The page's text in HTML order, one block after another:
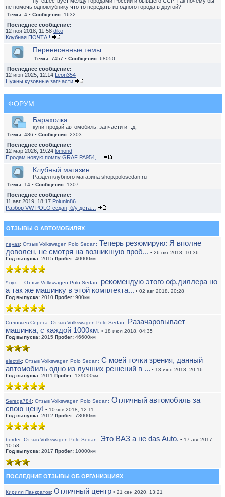
не помочь одноклубнику что то передать из одного города в другой?
Темы: 4 • Сообщения: 1632
Последнее сообщение:
12 ноя 2018, 11:58 diko
Клубная ПОЧТА !
Перенесенные темы
Темы: 7457 • Сообщения: 68050
Последнее сообщение:
12 июн 2025, 12:14 Leon354
Нужны кузовные запчасти
ФОРУМ
Барахолка
купи-продай автомобиль, запчасти и т.д.
Темы: 486 • Сообщения: 2303
Последнее сообщение:
12 мар 2026, 19:24 lomond
Продам новую помпу GRAF PA954,…
Клубный магазин
Раздел клубного магазина shop.polosedan.ru
Темы: 14 • Сообщения: 1307
Последнее сообщение:
11 авг 2019, 18:17 Polunin86
Разбор VW POLO седан, б/у дета…
ОТЗЫВЫ О АВТОМОБИЛЯХ
neyas: Отзыв Volkswagen Polo Sedan: Теперь резюмирую: Я вполне
доволен, не смотря на возникшую проб... • 26 окт 2018, 10:36
Год выпуска: 2015 Пробег: 40000км
* пух... : Отзыв Volkswagen Polo Sedan: рекомендую этого оф.диллера но
а так же машинку в этой комплекта... • 02 авг 2018, 20:28
Год выпуска: 2010 Пробег: 900км
Соловьев Серега: Отзыв Volkswagen Polo Sedan: Разачаровывает
машинка, с каждой 1000км. • 18 июл 2018, 04:35
Год выпуска: 2015 Пробег: 46600км
electrik: Отзыв Volkswagen Polo Sedan: С моей точки зрения, данный
автомобиль одно из лучших решений в ... • 13 июн 2018, 20:16
Год выпуска: 2011 Пробег: 139000км
Serega784: Отзыв Volkswagen Polo Sedan: Отличный автомобиль за
свою цену! • 10 янв 2018, 12:11
Год выпуска: 2012 Пробег: 73000км
border: Отзыв Volkswagen Polo Sedan: Это ВАЗ а не das Auto. • 17 авг 2017,
10:58
Год выпуска: 2017 Пробег: 10000км
ПОСЛЕДНИЕ ОТЗЫВЫ ОБ ОРГАНИЗЦИЯХ
Кирилл Панкратов: Отличный центр • 21 сен 2020, 13:21